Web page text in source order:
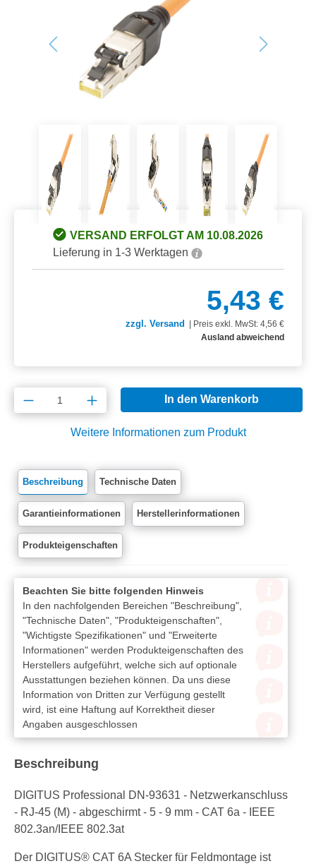
VERSAND ERFOLGT AM 10.08.2026
Lieferung in 1-3 Werktagen
5,43 €
zzgl. Versand
Preis exkl. MwSt: 4,56 €
Ausland abweichend
Produkt Anzahl: Gib den gewünschten
In den Warenkorb
Weitere Informationen zum Produkt
Beschreibung Technische Daten
Garantieinformationen Herstellerinformationen
Produkteigenschaften
Beachten Sie bitte folgenden Hinweis
In den nachfolgenden Bereichen "Beschreibung",
"Technische Daten", "Produkteigenschaften",
"Wichtigste Spezifikationen" und "Erweiterte
Informationen" werden Produkteigenschaften des
Herstellers aufgeführt, welche sich auf optionale
Ausstattungen beziehen können. Da uns diese
Information von Dritten zur Verfügung gestellt
wird, ist eine Haftung auf Korrektheit dieser
Angaben ausgeschlossen
Beschreibung
DIGITUS Professional DN-93631 - Netzwerkanschluss
- RJ-45 (M) - abgeschirmt - 5 - 9 mm - CAT 6a - IEEE
802.3an/IEEE 802.3at
Der DIGITUS® CAT 6A Stecker für Feldmontage ist